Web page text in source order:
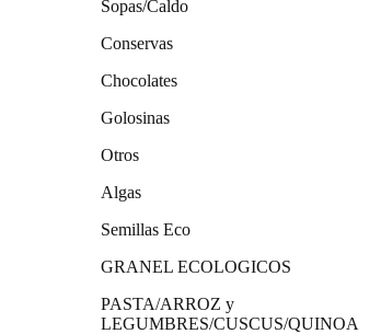
Sopas/Caldo
Conservas
Chocolates
Golosinas
Otros
Algas
Semillas Eco
GRANEL ECOLOGICOS
PASTA/ARROZ y
LEGUMBRES/CUSCUS/QUINOA